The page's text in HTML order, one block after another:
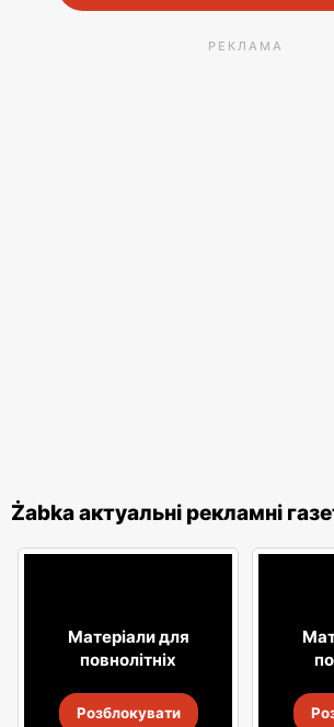
РЕКЛАМА
Żabka актуальні рекламні
Матеріали для
повнолітніх
Розблокувати